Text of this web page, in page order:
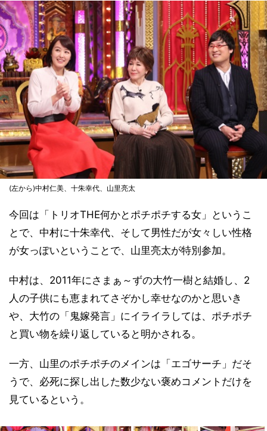
(左から)中村仁美、十朱幸代、山里亮太
今回は「トリオTHE何かとポチポチする女」というこ
とで、中村に十朱幸代、そして男性だが女々しい性格
が女っぽいということで、山里亮太が特別参加。
中村は、2011年にさまぁ～ずの大竹一樹と結婚し、2
人の子供にも恵まれてさぞかし幸せなのかと思いき
や、大竹の「鬼嫁発言」にイライラしては、ポチポチ
と買い物を繰り返していると明かされる。
一方、山里のポチポチのメインは「エゴサーチ」だそ
うで、必死に探し出した数少ない褒めコメントだけを
見ているという。